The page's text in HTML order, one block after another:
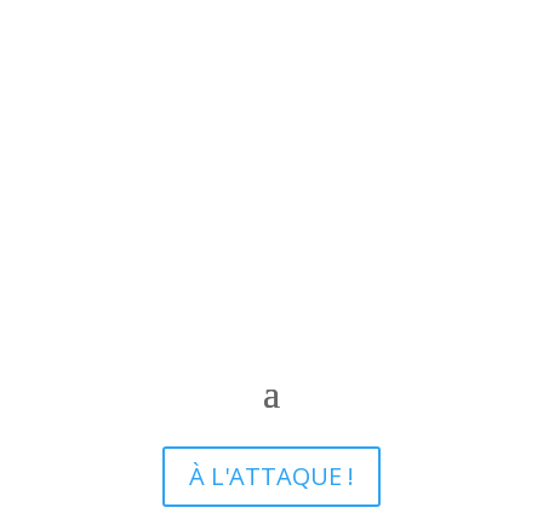
À L'ATTAQUE !